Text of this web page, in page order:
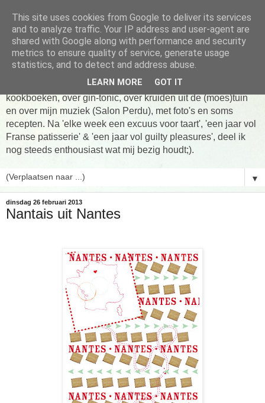
Tarte taart An
Tien jaar Tarte taart An! Niet altijd online, wel vaak te vinden
in de keuken! Om te koken, om te eten en om verhalen te
delen. Over Franse patisserie, over koken uit favoriete
kookboeken, over gin-tonic, over kruiden uit de (moes)tuin
en over mijn muziek (Salon Perdu), met foto's en soms
recepten. Na 'elke week een excuus voor taart', 'een jaar vol
Franse patisserie' & 'een jaar vol guilty pleasures', deel ik
nog steeds enthousiast wat mij bezig houdt;).
▼
dinsdag 26 februari 2013
Nantais uit Nantes
This site uses cookies from Google to deliver its services
and to analyze traffic. Your IP address and user-agent are
shared with Google along with performance and security
metrics to ensure quality of service, generate usage
statistics, and to detect and address abuse.
LEARN MORE GOT IT